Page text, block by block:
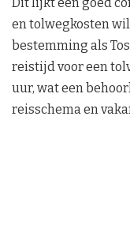
en tolwegkosten
bestemming als
reistijd voor een
uur, wat een
reisschema en